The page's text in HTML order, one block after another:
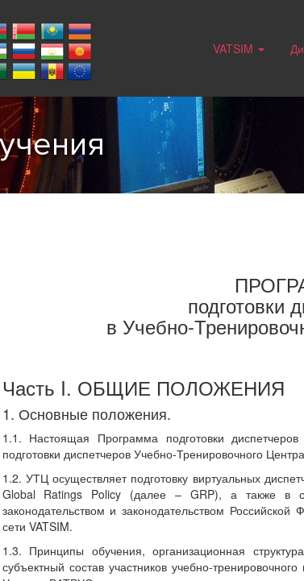
VATSIM
подготовки
в Учебно-
Часть I. ОБЩИЕ ПОЛОЖЕНИЯ
1. Основные положения.
1.1. Настоящая Программа подготовки
подготовки диспетчеров Учебно-Тренировочного
1.2. УТЦ осуществляет подготовку виртуальных
Global Ratings Policy (далее – GRP), а также в
законодательством и законодательством
сети VATSIM.
1.3. Принципы обучения, организационная
субъектный состав участников учебно-